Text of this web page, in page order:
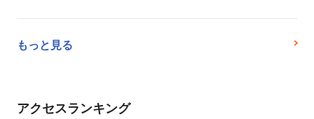
もっと見る
アクセスランキング